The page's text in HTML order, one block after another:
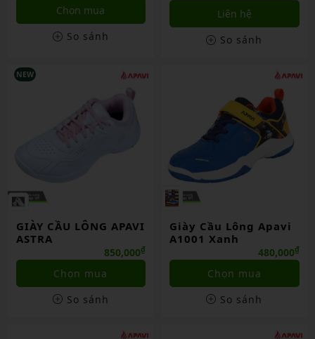
Chọn mua
So sánh
Liên hệ
So sánh
NEW
GIÀY CẦU LÔNG APAVI
ASTRA
850,000₫
Chọn mua
So sánh
Giày Cầu Lông Apavi
A1001 Xanh
480,000₫
Chọn mua
So sánh